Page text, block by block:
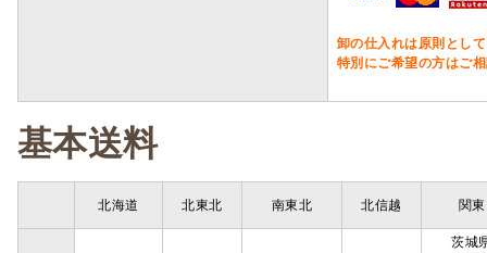
卸の仕入れは原則とし
特別にご希望の方はご
基本送料
北海道 北東北 南東北 北信越 関東
茨城